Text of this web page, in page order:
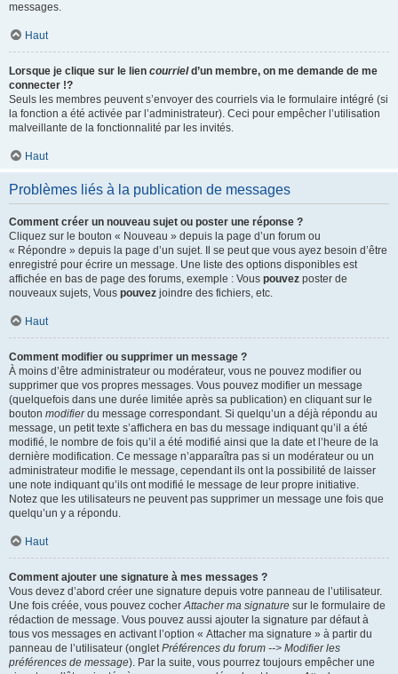
messages.
Haut
Lorsque je clique sur le lien courrield’un membre, on me demande de me
connecter !?
Seuls les membres peuvent s’envoyer des courriels via le formulaire intégré (si
la fonction a été activée par l’administrateur). Ceci pour empêcher l’utilisation
malveillante de la fonctionnalité par les invités.
Haut
Problèmes liés à la publication de messages
Comment créer un nouveau sujet ou poster une réponse ?
Cliquez sur le bouton « Nouveau » depuis la page d’un forum ou
« Répondre » depuis la page d’un sujet. Il se peut que vous ayez besoin d’être
enregistré pour écrire un message. Une liste des options disponibles est
affichée en bas de page des forums, exemple : Vous pouvez poster de
nouveaux sujets, Vous pouvez joindre des fichiers, etc.
Haut
Comment modifier ou supprimer un message ?
À moins d’être administrateur ou modérateur, vous ne pouvez modifier ou
supprimer que vos propres messages. Vous pouvez modifier un message
(quelquefois dans une durée limitée après sa publication) en cliquant sur le
bouton modifierdu message correspondant. Si quelqu’un a déjà répondu au
message, un petit texte s’affichera en bas du message indiquant qu’il a été
modifié, le nombre de fois qu’il a été modifié ainsi que la date et l’heure de la
dernière modification. Ce message n’apparaîtra pas si un modérateur ou un
administrateur modifie le message, cependant ils ont la possibilité de laisser
une note indiquant qu’ils ont modifié le message de leur propre initiative.
Notez que les utilisateurs ne peuvent pas supprimer un message une fois que
quelqu’un y a répondu.
Haut
Comment ajouter une signature à mes messages ?
Vous devez d’abord créer une signature depuis votre panneau de l’utilisateur.
Une fois créée, vous pouvez cocherAttacher ma signature sur le formulaire de
rédaction de message. Vous pouvez aussi ajouter la signature par défaut à
tous vos messages en activant l’option « Attacher ma signature » à partir du
panneau de l’utilisateur (ongletPréférences du forum --> Modifier les
préférences de message). Par la suite, vous pourrez toujours empêcher une